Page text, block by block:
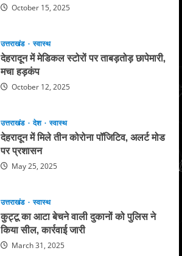
October 15, 2025
उत्तराखंड स्वास्थ
देहरादून में मेडिकल स्टोरों पर ताबड़तोड़ छापेमारी,
मचा हड़कंप
October 12, 2025
उत्तराखंड देश स्वास्थ
देहरादून में मिले तीन कोरोना पॉजिटिव, अलर्ट मोड
पर प्रशासन
May 25, 2025
उत्तराखंड स्वास्थ
कुट्टू का आटा बेचने वाली दुकानों को पुलिस ने
किया सील, कार्रवाई जारी
March 31, 2025